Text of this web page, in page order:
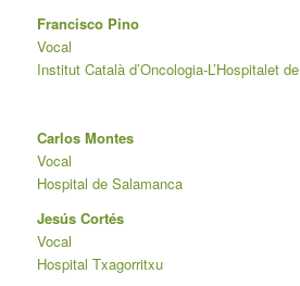
Francisco Pino
Vocal
Institut Català d’Oncologia-L’Hospitalet
Carlos Montes
Vocal
Hospital de Salamanca
Jesús Cortés
Vocal
Hospital Txagorritxu